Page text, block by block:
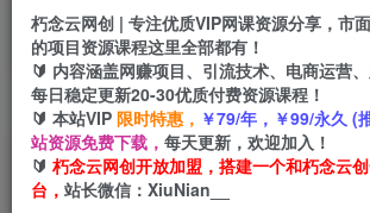
四导航 导航
首页 创业课程 会员专属 正文
（5565期）品牌-营销数据分析课
分析-产品开发-爆品打造
朽念云网创 | 专注优质VIP网课资源分享，市
的项目资源课程这里全部都有！
🔰 内容涵盖网赚项目、引流技术、电商运营
每日稳定更新20-30优质付费资源课程！
🔰 本站VIP 限时特惠， ￥79/年，￥99/永久 (
站资源免费下载， 每天更新，欢迎加入！
🔰 朽念云网创开放加盟，搭建一个和朽念云
台， 站长微信：XiuNian__